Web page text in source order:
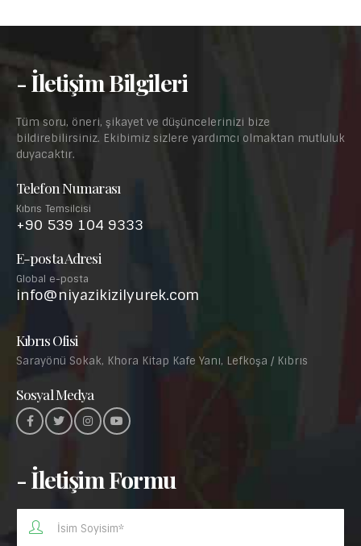
- İletişim Bilgileri
Tüm soru, öneri, şikayet ve düşüncelerinizi bize
bildirebilirsiniz. Ekibimiz sizlere yardımcı olmaktan mutluluk
duyacaktır.
Telefon Numarası
Kıbrıs Temsilcisi
+90 539 104 9333
E-posta Adresi
Global e-posta
info@niyazikizilyurek.com
Kıbrıs Ofisi
Sarayönü Sokak, Khora Kitap Kafe Yanı, Lefkoşa / Kıbrıs
Sosyal Medya
- İletişim Formu